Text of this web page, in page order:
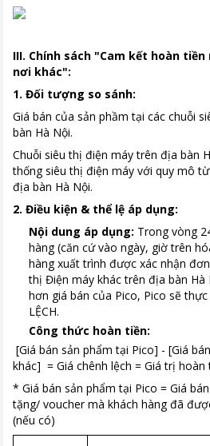
III. Chính sách "Cam kết hoàn
nơi khác":
1. Đối tượng so sánh:
Giá bán của sản phầm tại các chuỗi
bàn Hà Nội.
Chuỗi siêu thị điện máy trên địa bàn
thống siêu thị điện máy với quy mô
địa bàn Hà Nội.
2. Điều kiện & thể lệ áp dụng:
Nội dung áp dụng: Trong vòng
hàng (căn cứ vào ngày, giờ trên
hàng xuất trình được xác nhận
thị Điện máy khác trên địa bàn Hà
hơn giá bán của Pico, Pico sẽ thực
LỆCH.
Công thức hoàn tiền:
[Giá bán sản phẩm tại Pico] - [Giá
khác] = Giá chênh lệch = Giá trị hoàn
* Giá bán sản phẩm tại Pico = Giá
tặng/ voucher mà khách hàng đã
(nếu có)